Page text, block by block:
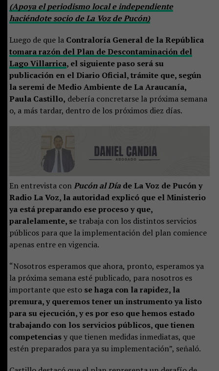
(Apoya el periodismo local e independiente
haciéndote socio de La Voz de Pucón)
Luego de que la Contraloría General de la República
tomara razón del Plan de Descontaminación del
Lago Villarrica, el siguiente paso será su
publicación en el Diario Oficial, trámite que, según
la seremi de Medio Ambiente de La Araucanía,
Paula Castillo, debería concretarse la próxima semana
o, a más tardar, dentro de los próximos diez días.
En entrevista conPucón al Díade La Voz de Pucón y
Radio La Voz, la autoridad explicó que el Ministerio
ya está preparando ese proceso y que,
paralelamente, se trabaja con los distintos servicios
públicos para que la implementación del plan comience
apenas entre en vigencia.
“Nosotros esperamos que ahora, pronto, esperamos ya
la próxima semana esté publicado, para nosotros es
importante que esto se haga con la rapidez, la
premura, y queremos tener un instrumento ya listo
para su ejecución, y es por eso que hemos estado
trabajando con los servicios públicos, que tienen
competenciasy que tienen medidas inmediatas, que
estén preparados para ya su implementación”, señaló.